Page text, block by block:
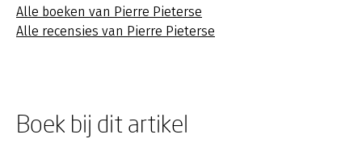
Alle boeken van Pierre Pieterse
Alle recensies van Pierre Pieterse
Boek bij dit artikel